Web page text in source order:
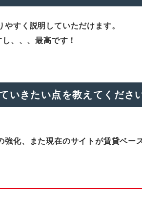
すく説明していただけます。
、、、最高です！
いきたい点を教えてくださ
化、また現在のサイトが賃貸ベー